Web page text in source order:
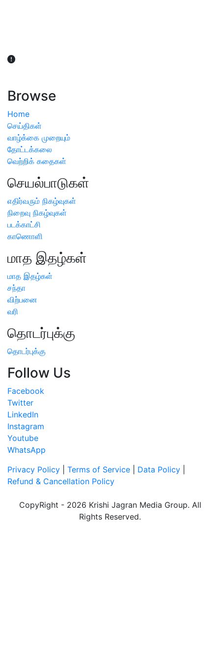
Browse
Home
செய்திகள்
வாழ்க்கை முறையும்
தோட்டக்கலை
வெற்றிக் கதைகள்
செயல்பாடுகள்
எதிர்வரும் நிகழ்வுகள்
நிறைவு நிகழ்வுகள்
படக்காட்சி
காணொளி
மாத இதழ்கள்
மாத இதழ்கள்
சந்தா
விற்பனை
வரி
தொடர்புக்கு
தொடர்புக்கு
Follow Us
Facebook
Twitter
LinkedIn
Instagram
Youtube
WhatsApp
Privacy Policy
Terms of Service Data Policy
Refund & Cancellation Policy
CopyRight - 2026 Krishi Jagran Media Group. All
Rights Reserved.